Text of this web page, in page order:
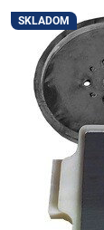
SKLADOM